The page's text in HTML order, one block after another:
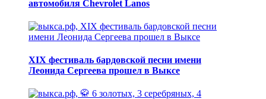
автомобиля Chevrolet Lanos
XIX фестиваль бардовской песни имени
Леонида Сергеева прошел в Выксе